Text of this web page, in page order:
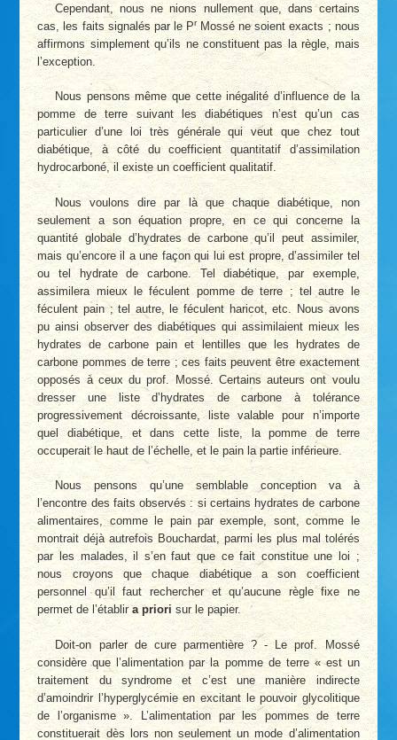
Cependant, nous ne nions nullement que, dans certains
cas, les faits signalés par le PrMossé ne soient exacts ; nous
affirmons simplement qu’ils ne constituent pas la règle, mais
l’exception.
Nous pensons même que cette inégalité d’influence de la
pomme de terre suivant les diabétiques n’est qu’un cas
particulier d’une loi très générale qui veut que chez tout
diabétique, à côté du coefficient quantitatif d’assimilation
hydrocarboné, il existe un coefficient qualitatif.
Nous voulons dire par là que chaque diabétique, non
seulement a son équation propre, en ce qui concerne la
quantité globale d’hydrates de carbone qu’il peut assimiler,
mais qu’encore il a une façon qui lui est propre, d’assimiler tel
ou tel hydrate de carbone. Tel diabétique, par exemple,
assimilera mieux le féculent pomme de terre ; tel autre le
féculent pain ; tel autre, le féculent haricot, etc. Nous avons
pu ainsi observer des diabétiques qui assimilaient mieux les
hydrates de carbone pain et lentilles que les hydrates de
carbone pommes de terre ; ces faits peuvent être exactement
opposés à ceux du prof. Mossé. Certains auteurs ont voulu
dresser une liste d’hydrates de carbone à tolérance
progressivement décroissante, liste valable pour n’importe
quel diabétique, et dans cette liste, la pomme de terre
occuperait le haut de l’échelle, et le pain la partie inférieure.
Nous pensons qu’une semblable conception va à
l’encontre des faits observés : si certains hydrates de carbone
alimentaires, comme le pain par exemple, sont, comme le
montrait déjà autrefois Bouchardat, parmi les plus mal tolérés
par les malades, il s’en faut que ce fait constitue une loi ;
nous croyons que chaque diabétique a son coefficient
personnel qu’il faut rechercher et qu’aucune règle fixe ne
permet de l’établira priori sur le papier.
Doit-on parler de cure parmentière ? - Le prof. Mossé
considère que l’alimentation par la pomme de terre « est un
traitement du syndrome et c’est une manière indirecte
d’amoindrir l’hyperglycémie en excitant le pouvoir glycolitique
de l’organisme ». L’alimentation par les pommes de terre
constituerait dès lors non seulement un mode d’alimentation